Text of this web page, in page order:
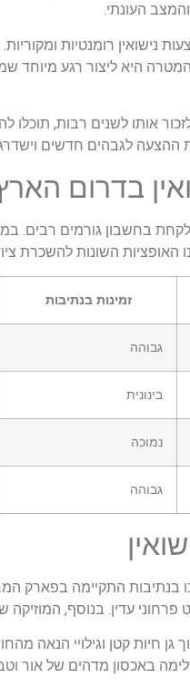
העונתי.
נישואין רומנטיות
היא ליצור רגע מיוחד
אותו לשנים רבות, תוכלו
ההצעה לגבהים חדשים
בדרום
בחשבון גורמים רבים.
השונות להשכרת
זמינות בנתיבות
גבוהה
בינונית
נמוכה
גבוהה
בנתיבות התקיימה בפארק
עדין. בנוסף,
חיות קטן וגילויי הנאה
באכסון מדהים של אור